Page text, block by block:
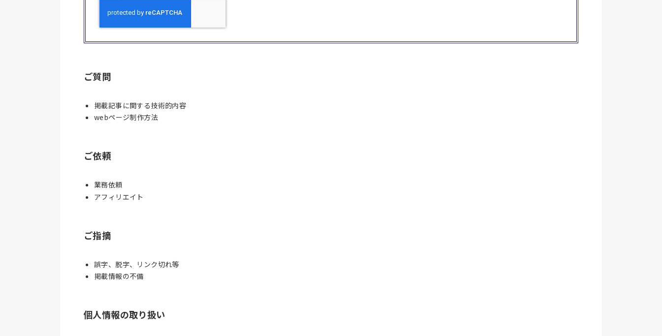
ご質問
掲載記事に関する技術的内容
webページ制作方法
ご依頼
業務依頼
アフィリエイト
ご指摘
誤字、脱字、リンク切れ等
掲載情報の不備
個人情報の取り扱い